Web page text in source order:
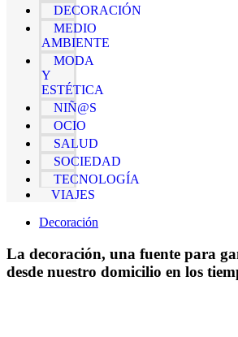
DECORACIÓN
MEDIO
AMBIENTE
MODA
Y
ESTÉTICA
NIÑ@S
OCIO
SALUD
SOCIEDAD
TECNOLOGÍA
VIAJES
Decoración
La decoración, una fuente para
desde nuestro domicilio en los